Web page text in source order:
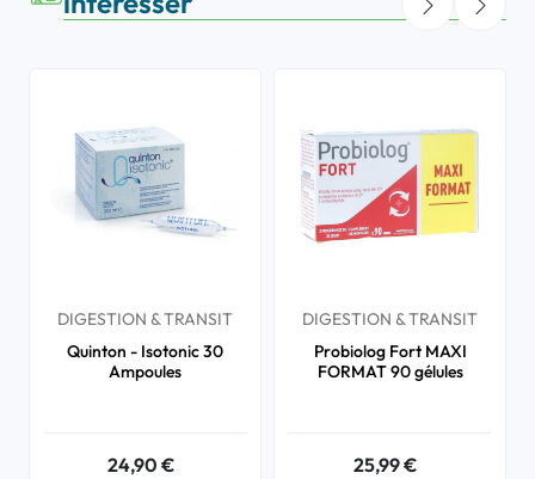
DIGESTION & TRANSIT
Quinton - Isotonic 30
Ampoules
24,90 €
DIGESTION & TRANSIT
Probiolog Fort MAXI
FORMAT 90 gélules
25,99 €